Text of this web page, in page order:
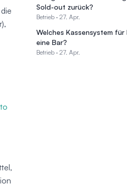
Sold-out zurück?
Betrieb · 27. Apr.
Welches Kassensystem
eine Bar?
Betrieb · 27. Apr.